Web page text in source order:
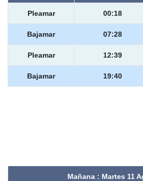
Pleamar 00:18
Bajamar 07:28
Pleamar 12:39
Bajamar 19:40
Mañana : Martes 11